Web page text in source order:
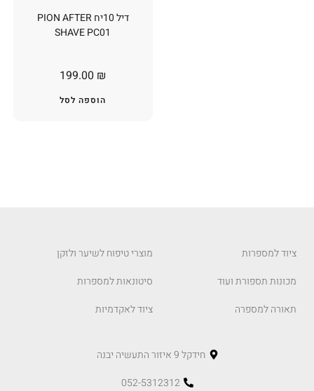
דיל 10יח PION AFTER
SHAVE PC01
199.00 ₪
הוספה לסל
ציוד למספרות
מכונות תספורת ועוד
תאורה למספרה
מוצרי טיפוח לשיער ולזקן
סיטונאות למספרות
ציוד לאקדמיות
חידקל 9 איזור התעשיה יבנה
052-5312312